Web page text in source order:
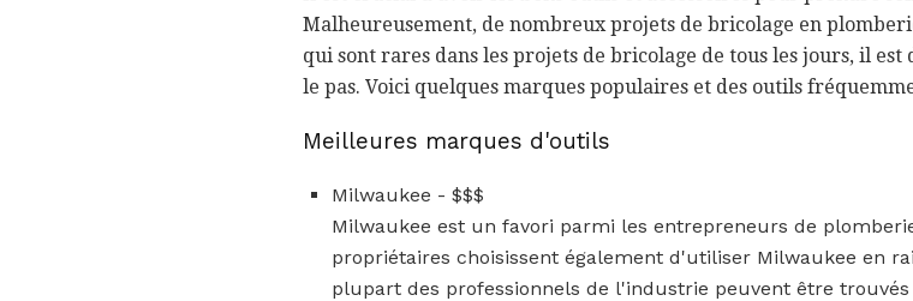
Malheureusement, de nombreux projets de bricolage en
qui sont rares dans les projets de bricolage de tous les jours, il
le pas. Voici quelques marques populaires et des outils
Meilleures marques d'outils
Milwaukee - $$$
Milwaukee est un favori parmi les entrepreneurs de
propriétaires choisissent également d'utiliser Milwaukee en
plupart des professionnels de l'industrie peuvent être